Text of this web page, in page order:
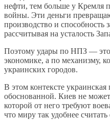
нефти, тем больше у Кремля
войны. Эти деньги
производство и способность
рассчитывая на усталость
Поэтому удары по НПЗ — это
экономике, а по механизму,
украинских городов.
В этом контексте украинская
обоснованной. Киев не
которой от него требуют
что миру так удобнее